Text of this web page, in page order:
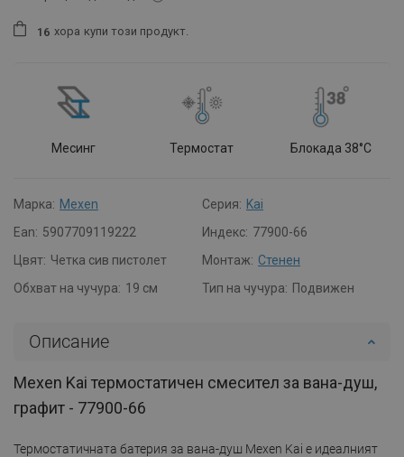
1 6 хора купи този продукт.
Месинг Термостат Блокада 38°C
Марка: Mexen Серия: Kai
Ean: 5907709119222 Индекс: 77900-66
Цвят: Четка сив пистолет Монтаж: Стенен
Обхват на чучура: 19 см Тип на чучура: Подвижен
Описание
Mexen Kai термостатичен смесител за вана-душ,
графит - 77900-66
Термостатичната батерия за вана-душ Mexen Kai е идеалният